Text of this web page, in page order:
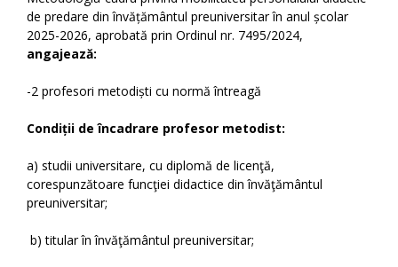
de predare din învățământul preuniversitar în anul școlar
2025-2026, aprobată prin Ordinul nr. 7495/2024,
angajează:
-2 profesori metodiști cu normă întreagă
Condiții de încadrare profesor metodist:
a) studii universitare, cu diplomă de licenţă,
corespunzătoare funcţiei didactice din învăţământul
preuniversitar;
b) titular în învăţământul preuniversitar;